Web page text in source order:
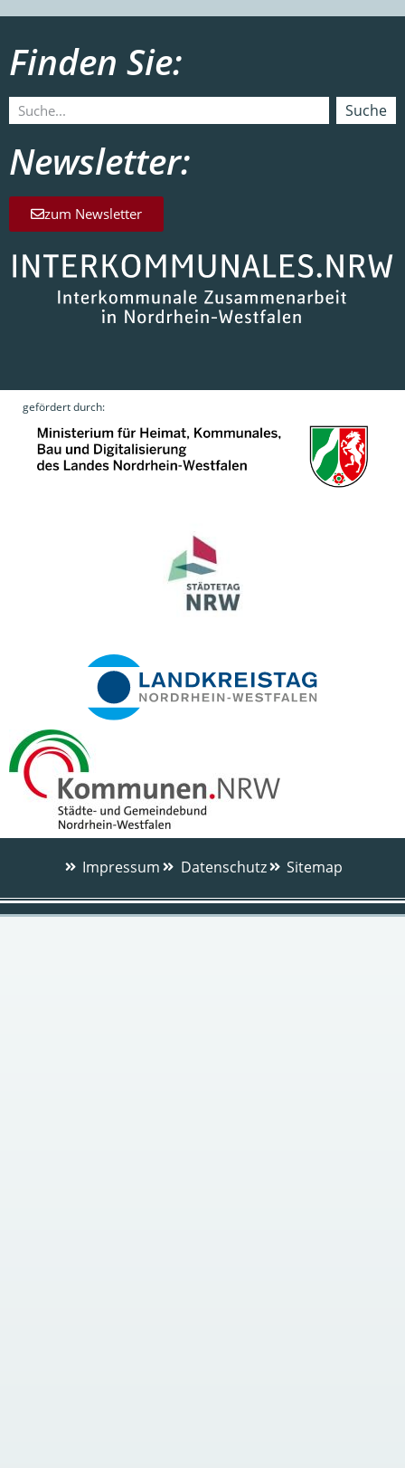
Finden Sie:
Suche
Newsletter:
zum Newsletter
gefördert durch:
Impressum Datenschutz Sitemap